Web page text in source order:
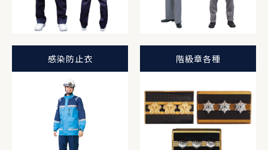
感染防止衣 階級章各種